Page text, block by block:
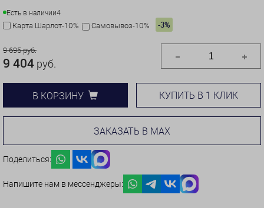
Есть в наличии4
Карта Шарлот-10% Самовывоз-10% -3%
9 695 руб.
9 404 руб.
В КОРЗИНУ КУПИТЬ В 1 КЛИК
ЗАКАЗАТЬ В MAX
Поделиться:
Напишите нам в мессенджеры: